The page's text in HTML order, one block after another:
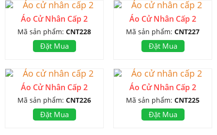
Áo Cử Nhân Cấp 2
Mã sản phẩm: CNT228
Đặt Mua
Áo Cử Nhân Cấp 2
Mã sản phẩm: CNT227
Đặt Mua
Áo Cử Nhân Cấp 2
Mã sản phẩm: CNT226
Đặt Mua
Áo Cử Nhân Cấp 2
Mã sản phẩm: CNT225
Đặt Mua